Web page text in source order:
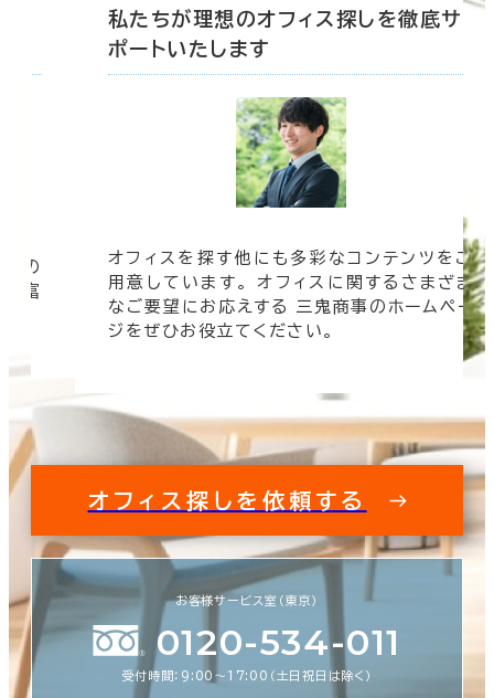
の
豊富
私たちが理想のオフィス探しを徹底サ
ポートいたします
オフィスを探す他にも多彩なコンテンツをご
用意しています。 オフィスに関するさまざま
なご要望にお応えする 三鬼商事のホームペー
ジをぜひお役立てください。
オフィス探しを依頼する
お客様サービス室（東京）
0120-534-011
受付時間：9:00〜17:00（土日祝日は除く）